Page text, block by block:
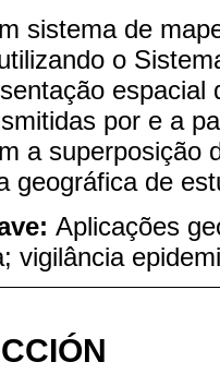
sistema de
o
por e a
a superposição
geográfica de
Aplicações
vigilância